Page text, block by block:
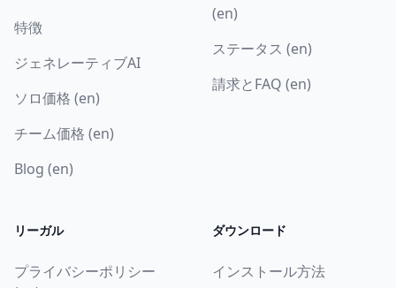
特徴
ジェネレーティブAI
ソロ価格 (en)
チーム価格 (en)
Blog (en)
(en)
ステータス (en)
請求とFAQ (en)
リーガル
プライバシーポリシー
ダウンロード
インストール方法